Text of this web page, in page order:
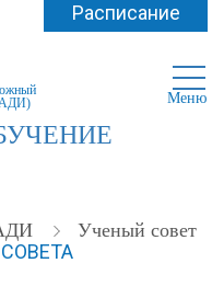
Расписание
Меню
Ученый совет